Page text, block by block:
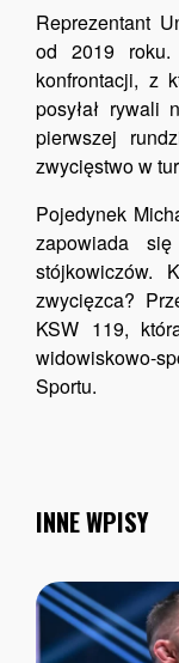
Reprezentant
od 2019
konfrontacji, z
posyłał
pierwszej
zwycięstwo w
Pojedynek
zapowiada
zwycięzca?
KSW 119,
Sportu.
INNE WPISY